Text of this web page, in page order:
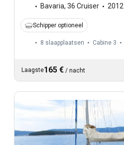
Bavaria, 36 Cruiser 2012
Schipper optioneel
8 slaapplaatsen Cabine 3
Laagste165 € / nacht